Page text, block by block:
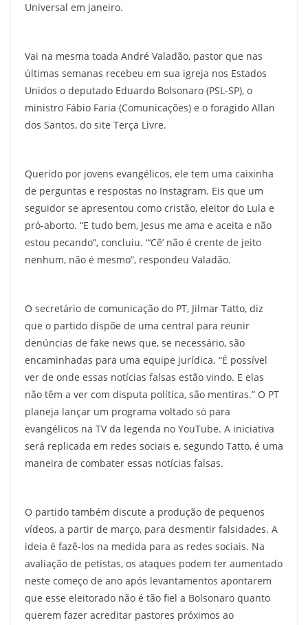
Universal em janeiro.
Vai na mesma toada André Valadão, pastor que nas
últimas semanas recebeu em sua igreja nos Estados
Unidos o deputado Eduardo Bolsonaro (PSL-SP), o
ministro Fábio Faria (Comunicações) e o foragido Allan
dos Santos, do site Terça Livre.
Querido por jovens evangélicos, ele tem uma caixinha
de perguntas e respostas no Instagram. Eis que um
seguidor se apresentou como cristão, eleitor do Lula e
pró-aborto. “E tudo bem, Jesus me ama e aceita e não
estou pecando”, concluiu. “‘Cê’ não é crente de jeito
nenhum, não é mesmo”, respondeu Valadão.
O secretário de comunicação do PT, Jilmar Tatto, diz
que o partido dispõe de uma central para reunir
denúncias de fake news que, se necessário, são
encaminhadas para uma equipe jurídica. “É possível
ver de onde essas notícias falsas estão vindo. E elas
não têm a ver com disputa política, são mentiras.” O PT
planeja lançar um programa voltado só para
evangélicos na TV da legenda no YouTube. A iniciativa
será replicada em redes sociais e, segundo Tatto, é uma
maneira de combater essas notícias falsas.
O partido também discute a produção de pequenos
vídeos, a partir de março, para desmentir falsidades. A
ideia é fazê-los na medida para as redes sociais. Na
avaliação de petistas, os ataques podem ter aumentado
neste começo de ano após levantamentos apontarem
que esse eleitorado não é tão fiel a Bolsonaro quanto
querem fazer acreditar pastores próximos ao